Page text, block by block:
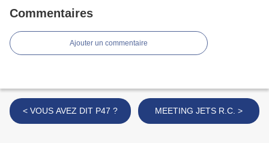
Commentaires
Ajouter un commentaire
< VOUS AVEZ DIT P47 ? MEETING JETS R.C. >